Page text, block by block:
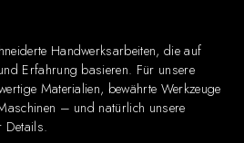
Handwerksarbeiten, die auf
Erfahrung basieren. Für unsere
Materialien, bewährte Werkzeuge
– und natürlich unsere
Details.